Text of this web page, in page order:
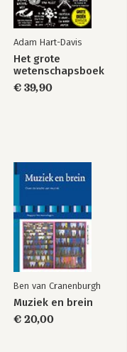
Adam Hart-Davis
Het grote
wetenschapsboek
€ 39,90
Ben van Cranenburgh
Muziek en brein
€ 20,00